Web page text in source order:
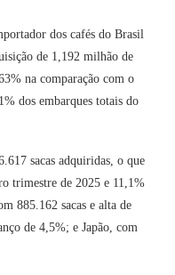
dos cafés do Brasil
de 1,192 milhão de
na comparação com o
dos embarques totais do
sacas adquiridas, o que
trimestre de 2025 e 11,1%
885.162 sacas e alta de
de 4,5%; e Japão, com